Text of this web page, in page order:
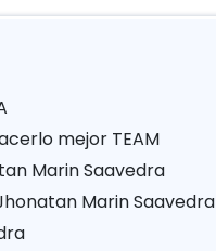
mejor TEAM
Marin Saavedra
Marin Saavedra